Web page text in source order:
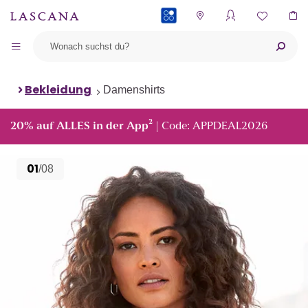
Bekleidung Damenshirts
20% auf ALLES in der App² | Code: APPDEAL2026
01/08